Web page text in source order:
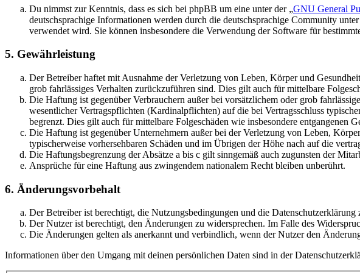
Du nimmst zur Kenntnis, dass es sich bei phpBB um eine unter der „GNU General
deutschsprachige Informationen werden durch die deutschsprachige Community
verwendet wird. Sie können insbesondere die Verwendung der Software für
5. Gewährleistung
Der Betreiber haftet mit Ausnahme der Verletzung von Leben, Körper und
grob fahrlässiges Verhalten zurückzuführen sind. Dies gilt auch für mittelbare
Die Haftung ist gegenüber Verbrauchern außer bei vorsätzlichem oder grob
wesentlicher Vertragspflichten (Kardinalpflichten) auf die bei Vertragsschluss
begrenzt. Dies gilt auch für mittelbare Folgeschäden wie insbesondere entgangenen
Die Haftung ist gegenüber Unternehmern außer bei der Verletzung von Leben,
typischerweise vorhersehbaren Schäden und im Übrigen der Höhe nach auf die
Die Haftungsbegrenzung der Absätze a bis c gilt sinngemäß auch zugunsten der
Ansprüche für eine Haftung aus zwingendem nationalem Recht bleiben unberührt.
6. Änderungsvorbehalt
Der Betreiber ist berechtigt, die Nutzungsbedingungen und die
Der Nutzer ist berechtigt, den Änderungen zu widersprechen. Im Falle des
Die Änderungen gelten als anerkannt und verbindlich, wenn der Nutzer den
Informationen über den Umgang mit deinen persönlichen Daten sind in der